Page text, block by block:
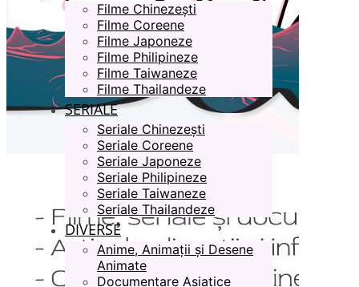
Filme Chinezești
Filme Coreene
Filme Japoneze
Filme Philipineze
Filme Taiwaneze
Filme Thailandeze
SERIALE
Seriale Chinezești
Seriale Coreene
Seriale Japoneze
Seriale Philipineze
Seriale Taiwaneze
Seriale Thailandeze
DIVERSE
Anime, Animații și Desene
Animate
Documentare Asiatice